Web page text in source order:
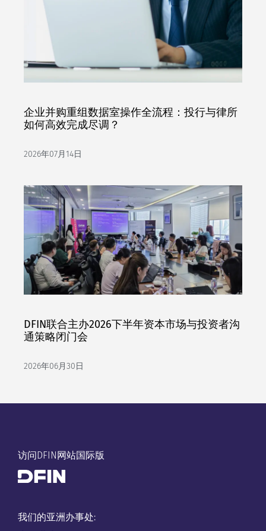
企业并购重组数据室操作全流程：投行与律所
如何高效完成尽调？
2026年07月14日
DFIN联合主办2026下半年资本市场与投资者沟
通策略闭门会
2026年06月30日
访问DFIN网站国际版
我们的亚洲办事处: